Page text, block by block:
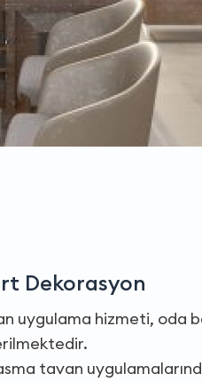
Dekorasyon
uygulama hizmeti, oda
tavan